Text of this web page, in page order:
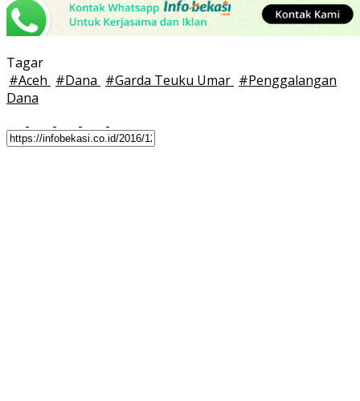
Tagar
#Aceh #Dana #Garda Teuku Umar #Penggalangan
Dana